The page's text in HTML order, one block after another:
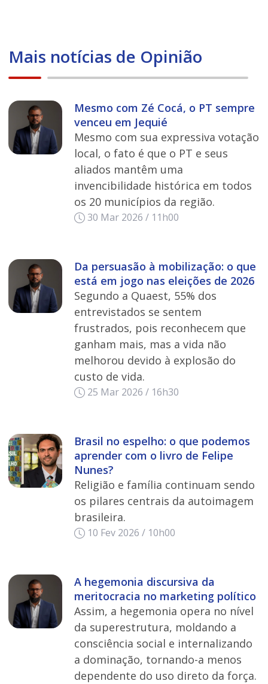
Mais notícias de Opinião
Mesmo com Zé Cocá, o PT sempre
venceu em Jequié
Mesmo com sua expressiva votação
local, o fato é que o PT e seus
aliados mantêm uma
invencibilidade histórica em todos
os 20 municípios da região.
30 Mar 2026 / 11h00
Da persuasão à mobilização: o que
está em jogo nas eleições de 2026
Segundo a Quaest, 55% dos
entrevistados se sentem
frustrados, pois reconhecem que
ganham mais, mas a vida não
melhorou devido à explosão do
custo de vida.
25 Mar 2026 / 16h30
Brasil no espelho: o que podemos
aprender com o livro de Felipe
Nunes?
Religião e família continuam sendo
os pilares centrais da autoimagem
brasileira.
10 Fev 2026 / 10h00
A hegemonia discursiva da
meritocracia no marketing político
Assim, a hegemonia opera no nível
da superestrutura, moldando a
consciência social e internalizando
a dominação, tornando-a menos
dependente do uso direto da força.